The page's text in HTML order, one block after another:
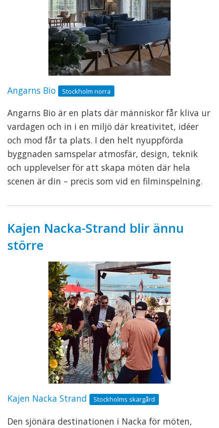
Angarns Bio Stockholm norra
Angarns Bio är en plats där människor får kliva ur
vardagen och in i en miljö där kreativitet, idéer
och mod får ta plats. I den helt nyuppförda
byggnaden samspelar atmosfär, design, teknik
och upplevelser för att skapa möten där hela
scenen är din – precis som vid en filminspelning.
Kajen Nacka-Strand blir ännu
större
Kajen Nacka Strand Stockholms skärgård
Den sjönära destinationen i Nacka för möten,